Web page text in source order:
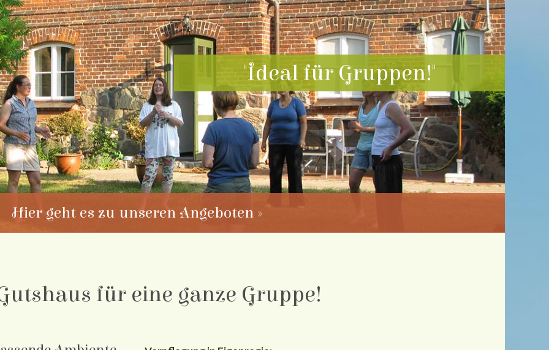
Hier geht es zu unseren Angeboten »
"Ideal für Gruppen!"
für eine ganze Gruppe!